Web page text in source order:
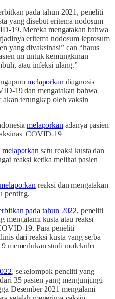
pada tahun 2021, peneliti
yang disebut eritema nodosum
19. Mereka mengatakan bahwa
eritema nodosum leprosum
yang divaksinasi” dan “harus
ini untuk kemungkinan
atau infeksi ulang.”
melaporkan diagnosis
19 dan mengatakan bahwa
akan terungkap oleh vaksin
melaporkan adanya pasien
COVID-19.
melaporkan satu reaksi kusta dan
reaksi ketika melihat pasien
melaporkan reaksi dan mengatakan
penting.
pada tahun 2022, peneliti
mengalami kusta atau reaksi
19. Para peneliti
dari reaksi kusta yang serba
memerlukan studi molekuler
, sekelompok peneliti yang
35 pasien yang mengunjungi
Desember 2021 mengalami